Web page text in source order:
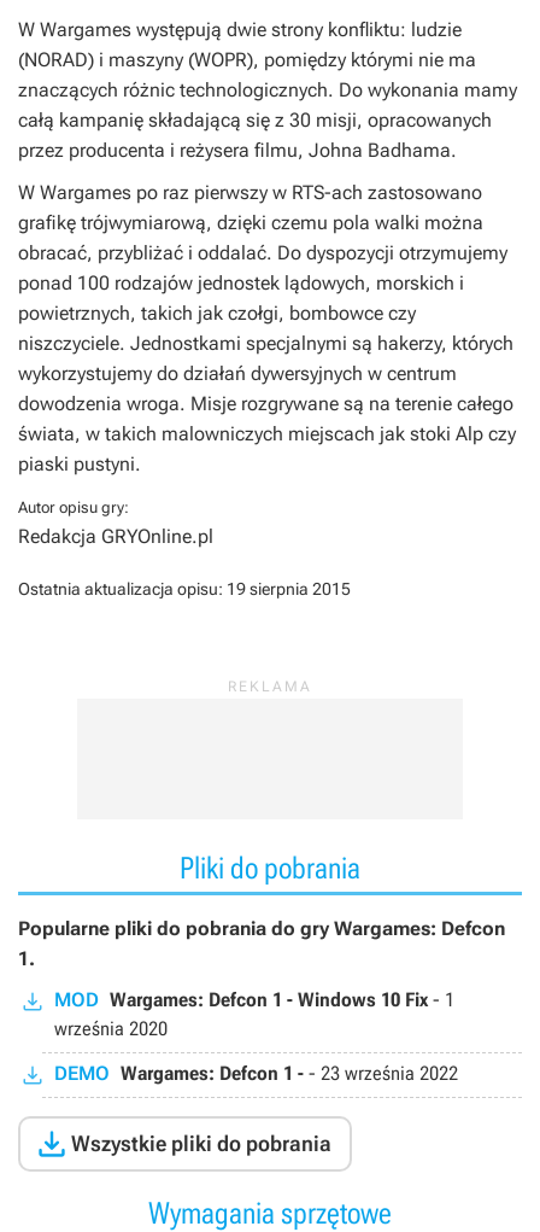
W Wargames występują dwie strony konfliktu: ludzie
(NORAD) i maszyny (WOPR), pomiędzy którymi nie ma
znaczących różnic technologicznych. Do wykonania mamy
całą kampanię składającą się z 30 misji, opracowanych
przez producenta i reżysera filmu, Johna Badhama.
W Wargames po raz pierwszy w RTS-ach zastosowano
grafikę trójwymiarową, dzięki czemu pola walki można
obracać, przybliżać i oddalać. Do dyspozycji otrzymujemy
ponad 100 rodzajów jednostek lądowych, morskich i
powietrznych, takich jak czołgi, bombowce czy
niszczyciele. Jednostkami specjalnymi są hakerzy, których
wykorzystujemy do działań dywersyjnych w centrum
dowodzenia wroga. Misje rozgrywane są na terenie całego
świata, w takich malowniczych miejscach jak stoki Alp czy
piaski pustyni.
Autor opisu gry:
Redakcja GRYOnline.pl
Ostatnia aktualizacja opisu: 19 sierpnia 2015
Pliki do pobrania
Popularne pliki do pobrania do gry Wargames: Defcon
1.
MOD Wargames: Defcon 1 - Windows 10 Fix - 1
września 2020
DEMO Wargames: Defcon 1 - - 23 września 2022
 Wszystkie pliki do pobrania
Wymagania sprzętowe